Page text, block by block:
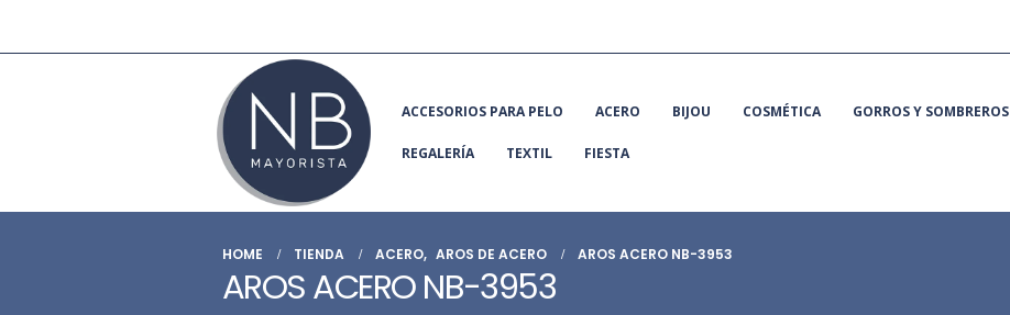
ACCESORIOS PARA PELO ACERO BIJOU COSMÉTICA GORROS Y SOMBREROS
REGALERÍA TEXTIL FIESTA
HOME TIENDA ACERO, AROS DE ACERO AROS ACERO NB-3953
AROS ACERO NB-3953